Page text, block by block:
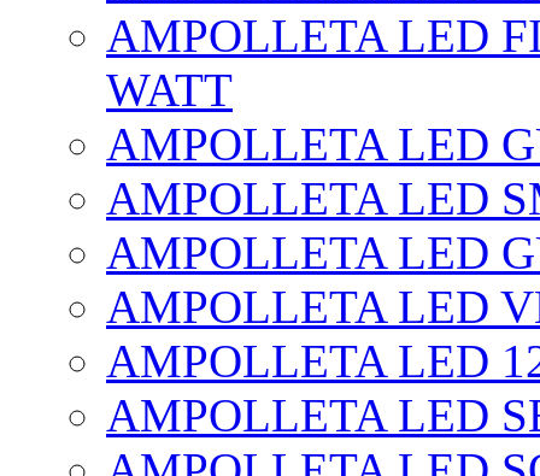
AMPOLLETA LED
WATT
AMPOLLETA LED
AMPOLLETA LED
AMPOLLETA LED
AMPOLLETA LED
AMPOLLETA LED
AMPOLLETA LED